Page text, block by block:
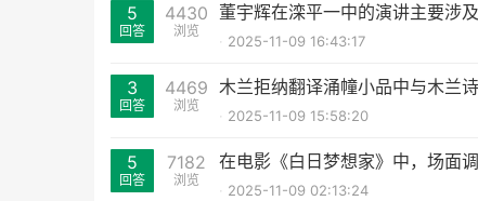
5
回答
4430
浏览
董宇辉在滦平一中的演讲主要涉
2025-11-09 16:43:17
3
回答
4469
浏览
木兰拒纳翻译涌幢小品中与木兰
2025-11-09 15:58:20
5
回答
7182
浏览
在电影《白日梦想家》中，场面
2025-11-09 02:13:24